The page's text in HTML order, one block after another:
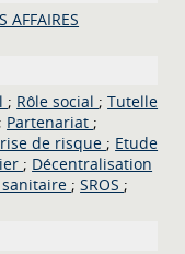
AFFAIRES
; Rôle social ; Tutelle
; Partenariat ;
de risque ; Etude
; Décentralisation
; SROS ;